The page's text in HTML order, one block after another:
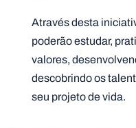
Através desta
poderão estudar,
valores,
descobrindo os
seu projeto de vida.